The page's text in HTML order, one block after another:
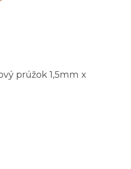
prúžok 1,5mm x